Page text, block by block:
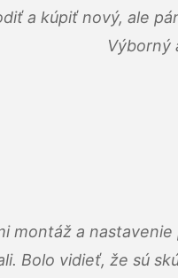
a kúpiť nový, ale
Výborný
montáž a
Bolo vidieť, že sú